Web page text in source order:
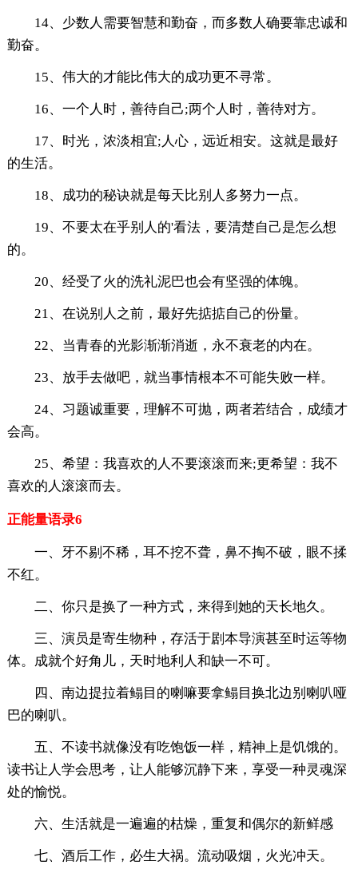
14、少数人需要智慧和勤奋，而多数人确要靠忠诚和
勤奋。
15、伟大的才能比伟大的成功更不寻常。
16、一个人时，善待自己;两个人时，善待对方。
17、时光，浓淡相宜;人心，远近相安。这就是最好
的生活。
18、成功的秘诀就是每天比别人多努力一点。
19、不要太在乎别人的'看法，要清楚自己是怎么想
的。
20、经受了火的洗礼泥巴也会有坚强的体魄。
21、在说别人之前，最好先掂掂自己的份量。
22、当青春的光影渐渐消逝，永不衰老的内在。
23、放手去做吧，就当事情根本不可能失败一样。
24、习题诚重要，理解不可抛，两者若结合，成绩才
会高。
25、希望：我喜欢的人不要滚滚而来;更希望：我不
喜欢的人滚滚而去。
正能量语录6
一、牙不剔不稀，耳不挖不聋，鼻不掏不破，眼不揉
不红。
二、你只是换了一种方式，来得到她的天长地久。
三、演员是寄生物种，存活于剧本导演甚至时运等物
体。成就个好角儿，天时地利人和缺一不可。
四、南边提拉着鳎目的喇嘛要拿鳎目换北边别喇叭哑
巴的喇叭。
五、不读书就像没有吃饱饭一样，精神上是饥饿的。
读书让人学会思考，让人能够沉静下来，享受一种灵魂深
处的愉悦。
六、生活就是一遍遍的枯燥，重复和偶尔的新鲜感
七、酒后工作，必生大祸。流动吸烟，火光冲天。